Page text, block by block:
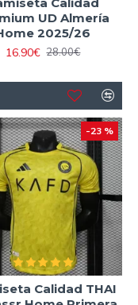
UD Almería
2025/26
16.90€ 28.00€
-23 %
Calidad THAI